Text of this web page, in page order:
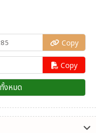
Copy
Copy
งหมด